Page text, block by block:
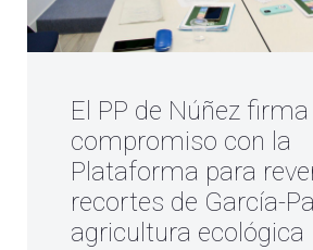
El PP de Núñez
compromiso con la
Plataforma para
recortes de García-
agricultura ecológica